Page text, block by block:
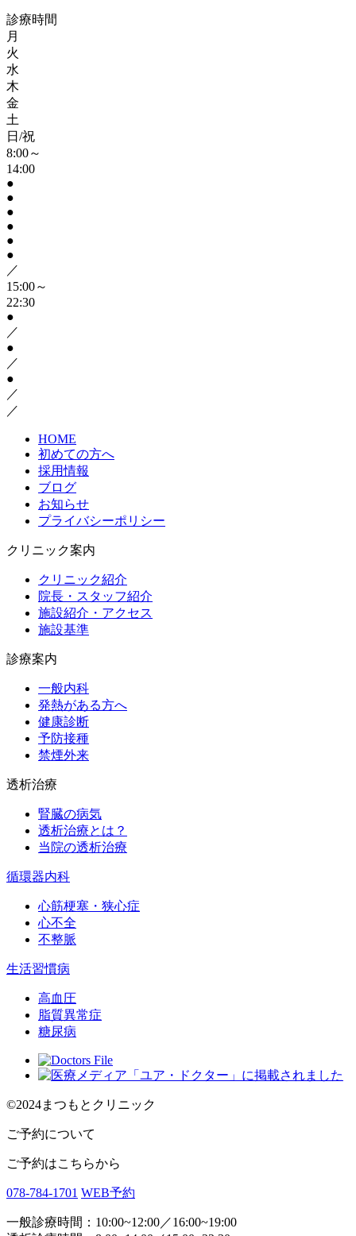
診療時間
月
火
水
木
金
土
日/祝
8:00～
14:00
●
●
●
●
●
●
／
15:00～
22:30
●
／
●
／
●
／
／
HOME
初めての方へ
採用情報
ブログ
お知らせ
プライバシーポリシー
クリニック案内
クリニック紹介
院長・スタッフ紹介
施設紹介・アクセス
施設基準
診療案内
一般内科
発熱がある方へ
健康診断
予防接種
禁煙外来
透析治療
腎臓の病気
透析治療とは？
当院の透析治療
循環器内科
心筋梗塞・狭心症
心不全
不整脈
生活習慣病
高血圧
脂質異常症
糖尿病
©2024まつもとクリニック
ご予約について
ご予約はこちらから
078-784-1701 WEB予約
一般診療時間：10:00~12:00／16:00~19:00